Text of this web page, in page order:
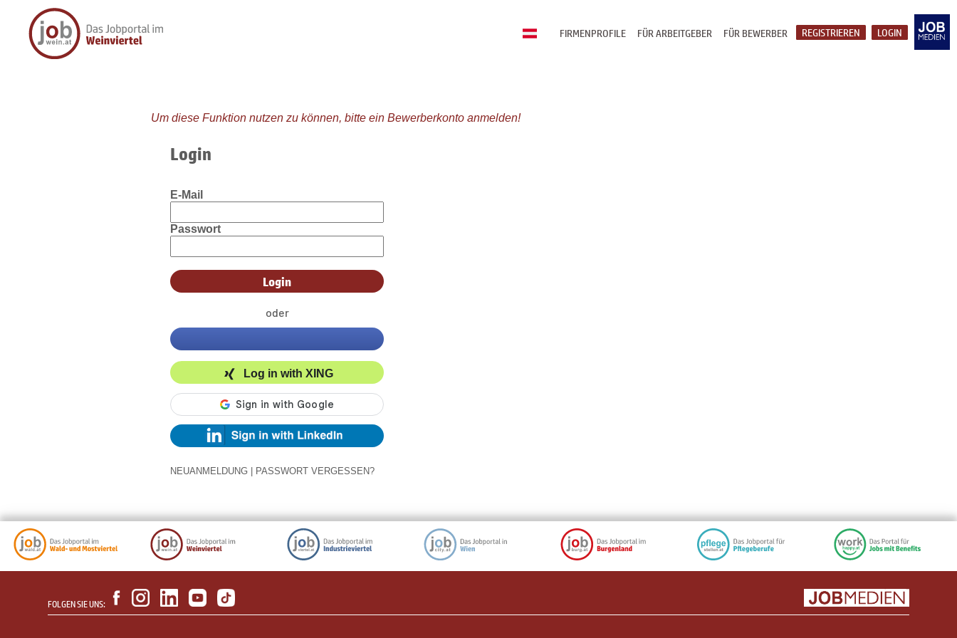
LOGIN
REGISTRIEREN
FÜR BEWERBER
FÜR ARBEITGEBER
FIRMENPROFILE
Um diese Funktion nutzen zu können, bitte ein Bewerberkonto anmelden!
Login
E-Mail
Passwort
oder
Log in with XING
NEUANMELDUNG PASSWORT VERGESSEN?
FOLGEN SIE UNS: